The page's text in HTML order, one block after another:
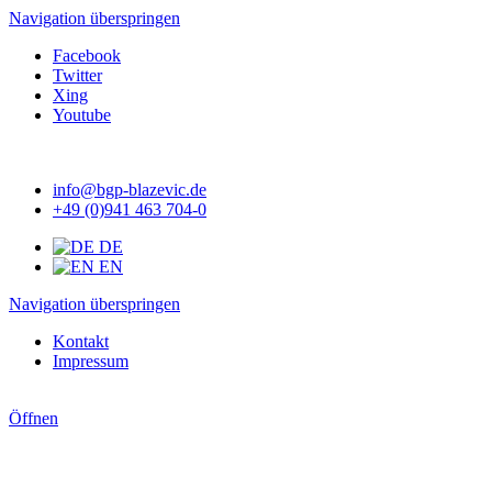
Navigation überspringen
Facebook
Twitter
Xing
Youtube
info@bgp-blazevic.de
+49 (0)941 463 704-0
DE
EN
Navigation überspringen
Kontakt
Impressum
Öffnen